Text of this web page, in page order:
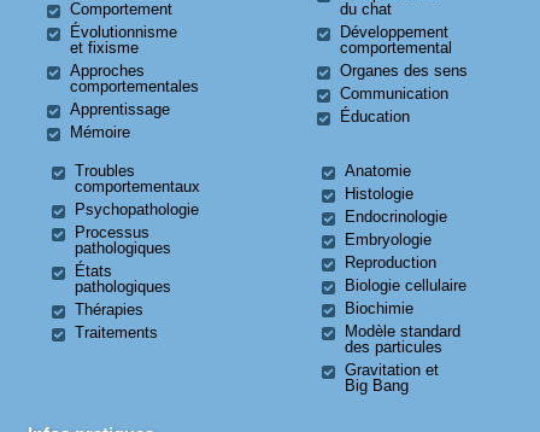
Comportement
Évolutionnisme
et fixisme
Approches
comportementales
Apprentissage
Mémoire
du chat
Développement
comportemental
Organes des sens
Communication
Éducation
Troubles
comportementaux
Psychopathologie
Processus
pathologiques
États
pathologiques
Thérapies
Traitements
Anatomie
Histologie
Endocrinologie
Embryologie
Reproduction
Biologie cellulaire
Biochimie
Modèle standard
des particules
Gravitation et
Big Bang